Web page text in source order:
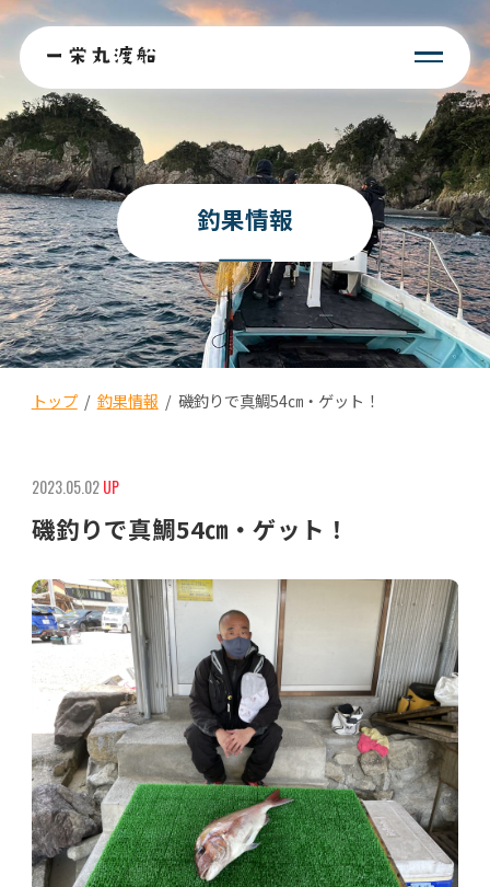
釣果情報
トップ/ 釣果情報 / 磯釣りで真鯛54㎝・ゲット！
2023.05.02UP
磯釣りで真鯛54㎝・ゲット！